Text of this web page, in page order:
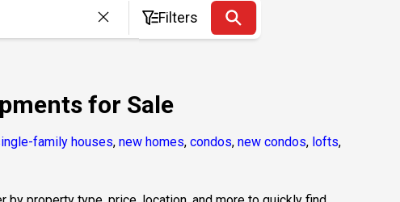
Filters
for Sale
family houses, new homes, condos, new condos, lofts,